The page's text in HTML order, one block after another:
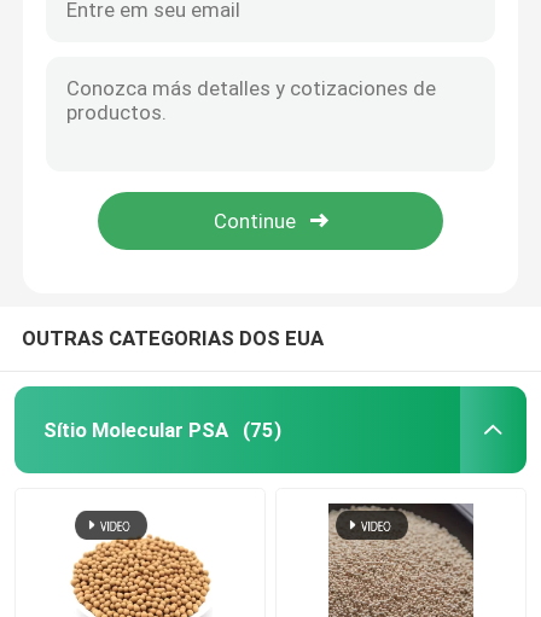
OUTRAS CATEGORIAS DOS EUA
Sítio Molecular PSA (75)